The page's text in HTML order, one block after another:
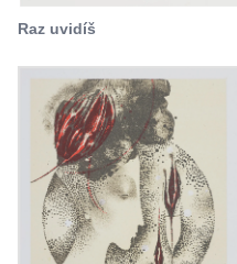
Raz uvidíš